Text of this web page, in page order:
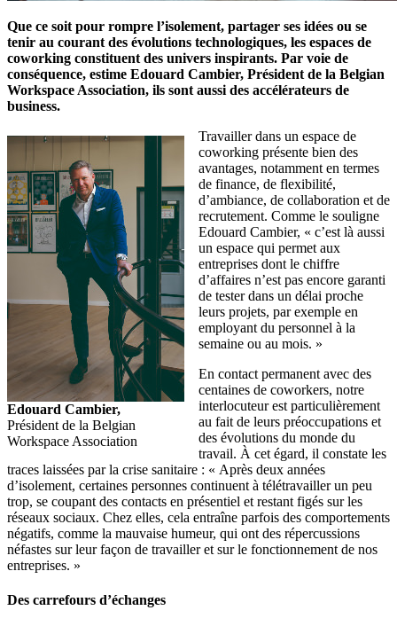
Que ce soit pour rompre l’isolement, partager ses idées ou se
tenir au courant des évolutions technologiques, les espaces de
coworking constituent des univers inspirants. Par voie de
conséquence, estime Edouard Cambier, Président de la Belgian
Workspace Association, ils sont aussi des accélérateurs de
business.
Edouard Cambier,
Président de la Belgian
Workspace Association
Travailler dans un espace de
coworking présente bien des
avantages, notamment en termes
de finance, de flexibilité,
d’ambiance, de collaboration et de
recrutement. Comme le souligne
Edouard Cambier, « c’est là aussi
un espace qui permet aux
entreprises dont le chiffre
d’affaires n’est pas encore garanti
de tester dans un délai proche
leurs projets, par exemple en
employant du personnel à la
semaine ou au mois. »
En contact permanent avec des
centaines de coworkers, notre
interlocuteur est particulièrement
au fait de leurs préoccupations et
des évolutions du monde du
travail. À cet égard, il constate les
traces laissées par la crise sanitaire : « Après deux années
d’isolement, certaines personnes continuent à télétravailler un peu
trop, se coupant des contacts en présentiel et restant figés sur les
réseaux sociaux. Chez elles, cela entraîne parfois des comportements
négatifs, comme la mauvaise humeur, qui ont des répercussions
néfastes sur leur façon de travailler et sur le fonctionnement de nos
entreprises. »
Des carrefours d’échanges